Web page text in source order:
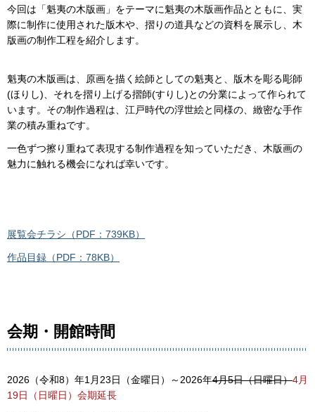
今回は「魁夷の木版画」をテーマに魁夷の木版画作品とともに、実
際に制作に使用された版木や、摺りの道具などの資料を展示し、木
版画の制作工程を紹介します。
魁夷の木版画は、原画を描く絵師としての魁夷と、版木を彫る彫師
(ほりし)、それを摺り上げる摺師(すりし)との分業によって作られて
います。その制作過程は、江戸時代の浮世絵と同様の、緻密な手作
業の積み重ねです。
一色ずつ擦り重ねて表現する制作過程を知っていただき、木版画の
魅力に触れる機会になれば幸いです。
展覧会チラシ（PDF：739KB）
作品目録（PDF：78KB）
会期・開館時間
2026（令和8）年1月23日（金曜日）～2026年4月5日（日曜日）4月
19日（日曜日）会期延長